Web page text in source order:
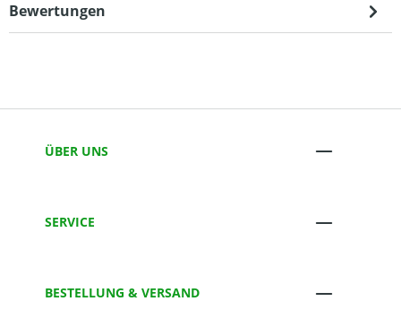
Bewertungen
ÜBER UNS
SERVICE
BESTELLUNG & VERSAND